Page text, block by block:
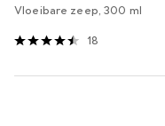
Vloeibare zeep, 300 ml
18